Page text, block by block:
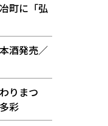
町に「弘
酒発売／
りまつ
彩